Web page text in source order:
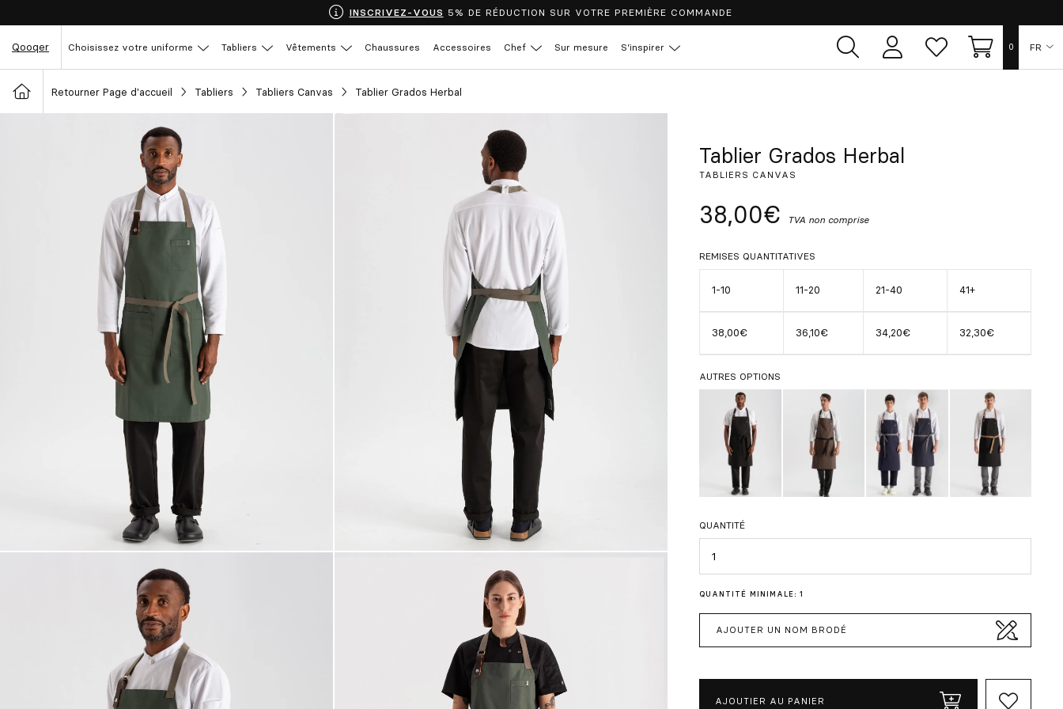
INSCRIVEZ-VOUS 5% DE RÉDUCTION SUR VOTRE PREMIÈRE COMMANDE
Qooqer Choisissez votre uniforme Tabliers Vêtements Chaussures Accessoires Chef Sur mesure S’inspirer
Espace
utilisateur
Liste
de
Panier
0 FR
Retourner Page d'accueil Tabliers Tabliers Canvas Tablier Grados Herbal
Tablier Grados Herbal
TABLIERS CANVAS
38,00€ TVA non comprise
REMISES QUANTITATIVES
1-10 11-20 21-40 41+
38,00€ 36,10€ 34,20€ 32,30€
AUTRES OPTIONS
QUANTITÉ
QUANTITÉ MINIMALE: 1
AJOUTER UN NOM BRODÉ
AJOUTIER AU PANIER